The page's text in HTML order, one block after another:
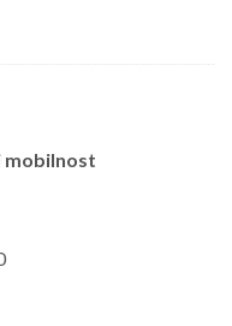
mobilnost